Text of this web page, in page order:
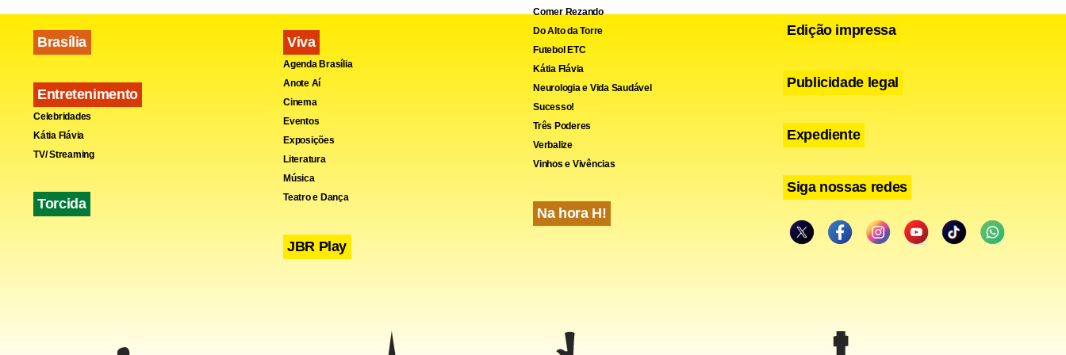
resposta ao número oficial 112.
Brasília
Entretenimento
Celebridades
Kátia Flávia
TV/ Streaming
Torcida
Viva
Agenda Brasília
Anote Aí
Cinema
Eventos
Exposições
Literatura
Música
Teatro e Dança
JBR Play
Comer Rezando
Do Alto da Torre
Futebol ETC
Kátia Flávia
Neurologia e Vida Saudável
Sucesso!
Três Poderes
Verbalize
Vinhos e Vivências
Na hora H!
Edição impressa
Publicidade legal
Expediente
Siga nossas redes